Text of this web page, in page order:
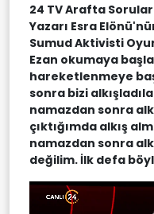
24 TV Arafta
Yazarı Esra
Sumud Aktivisti
Ezan okumaya
hareketlenmeye
sonra bizi
namazdan sonra
çıktığımda alkış
namazdan sonra
değilim. İlk defa